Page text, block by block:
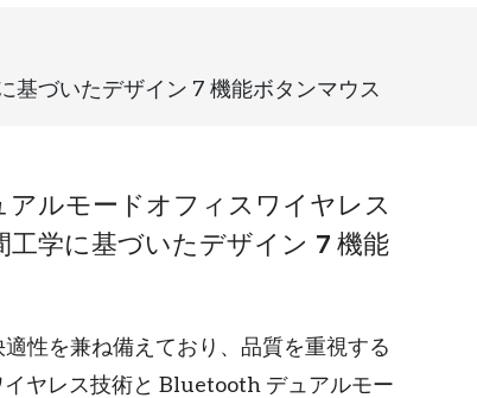
づいたデザイン 7 機能ボタンマウス
ルモードオフィスワイヤレス
工学に基づいたデザイン 7 機能
性を兼ね備えており、品質を重視する
ヤレス技術と Bluetooth デュアルモー